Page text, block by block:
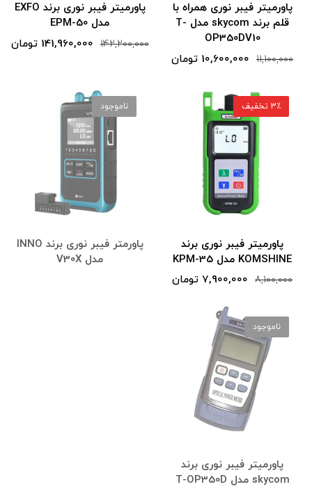
پاورمیتر فیبر نوری همراه با
قلم برند skycom مدل T-
OP350DV10
11,100,000 10,600,000 تومان
پاورمیتر فیبر نوری برند EXFO
مدل EPM-50
142,200,000 141,960,000 تومان
پاورمیتر فیبر نوری برند
KOMSHINE مدل KPM-35
8,100,000 7,900,000 تومان
3٪ تخفیف
پاور‌متر فیبر نوری برند INNO
مدل V30X
ناموجود
پاورمیتر فیبر نوری برند
skycom مدل T-OP350D
ناموجود